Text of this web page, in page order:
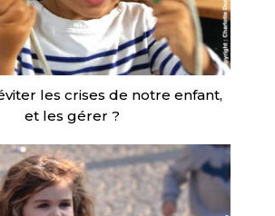
les crises de notre enfant,
et les gérer ?